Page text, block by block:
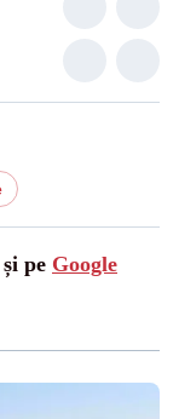
pe Google